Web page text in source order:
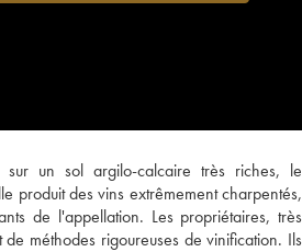
un sol argilo-calcaire très riches, le
produit des vins extrêmement charpentés,
de l'appellation. Les propriétaires, très
méthodes rigoureuses de vinification. Ils